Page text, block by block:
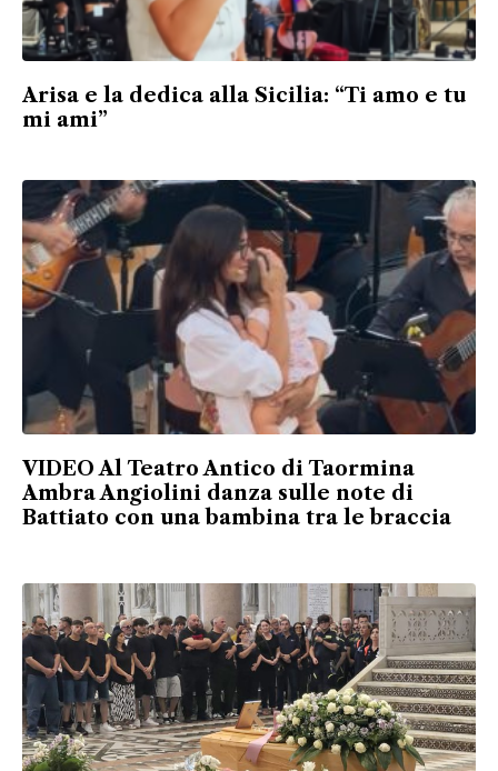
Arisa e la dedica alla Sicilia: “Ti amo e tu
mi ami”
VIDEO Al Teatro Antico di Taormina
Ambra Angiolini danza sulle note di
Battiato con una bambina tra le braccia